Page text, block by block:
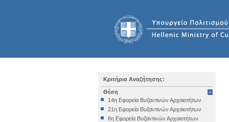
Κριτήρια Αναζήτησης:
Θέση
14η Εφορεία Βυζαντινών Αρχαιοτήτων
21η Εφορεία Βυζαντινών Αρχαιοτήτων
6η Εφορεία Βυζαντινών Αρχαιοτήτων